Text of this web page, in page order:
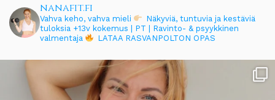
nanafit.fi
Vahva keho, vahva mieli
Näkyviä, tuntuvia ja kestäviä
tuloksia +13v kokemus | PT | Ravinto- & psyykkinen
valmentaja
LATAA RASVANPOLTON OPAS